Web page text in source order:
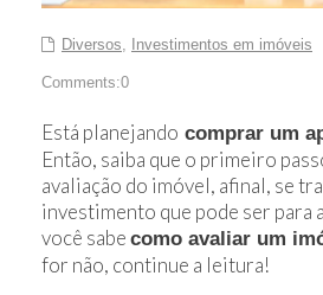
Diversos, Investimentos em imóveis
Comments:0
Está planejando comprar um
Então, saiba que o primeiro
avaliação do imóvel, afinal, se
investimento que pode ser para
você sabe como avaliar um
for não, continue a leitura!